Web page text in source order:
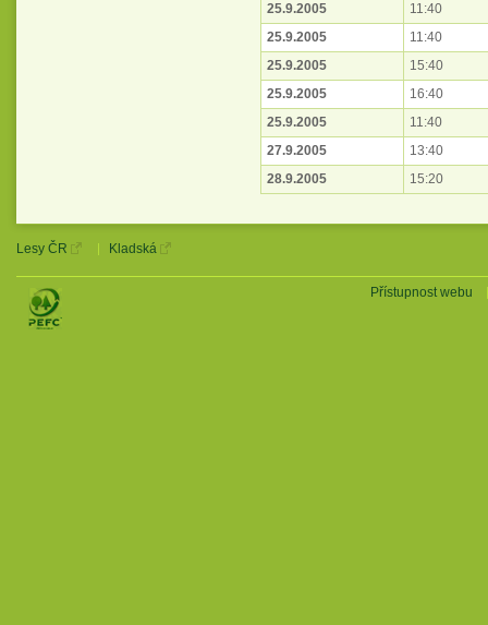
25.9.2005
11:40
25.9.2005
11:40
25.9.2005
15:40
25.9.2005
16:40
25.9.2005
11:40
27.9.2005
13:40
28.9.2005
15:20
Lesy ČR Kladská
Přístupnost webu